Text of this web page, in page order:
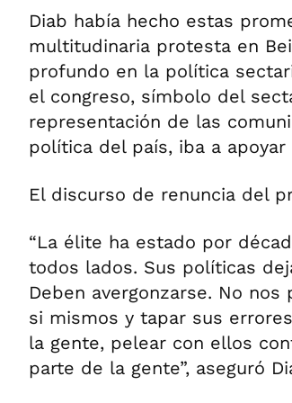
Diab había hecho estas
multitudinaria protesta en
profundo en la política
el congreso, símbolo del
representación de las
política del país, iba a
El discurso de renuncia del
“La élite ha estado por
todos lados. Sus políticas
Deben avergonzarse. No
si mismos y tapar sus
la gente, pelear con ellos
parte de la gente”, aseguró